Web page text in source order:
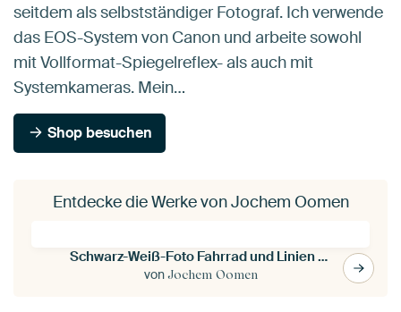
seitdem als selbstständiger Fotograf. Ich verwende
das EOS-System von Canon und arbeite sowohl
mit Vollformat-Spiegelreflex- als auch mit
Systemkameras. Mein…
Shop besuchen
Entdecke die Werke von Jochem Oomen
Schwarz-Weiß-Foto Fahrrad und Linien Lüttich-Guillemins
vonJochem Oomen